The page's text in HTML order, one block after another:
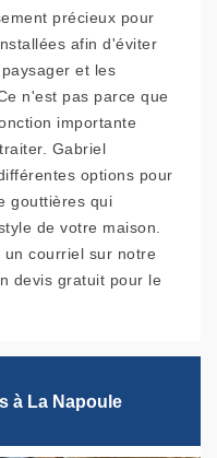
précieux pour
afin d'éviter
et les
n'est pas parce que
importante
Gabriel
options pour
gouttières qui
de votre maison.
courriel sur notre
devis gratuit pour le
à La Napoule